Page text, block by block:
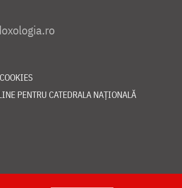
PENTRU CATEDRALA NAȚIONALĂ